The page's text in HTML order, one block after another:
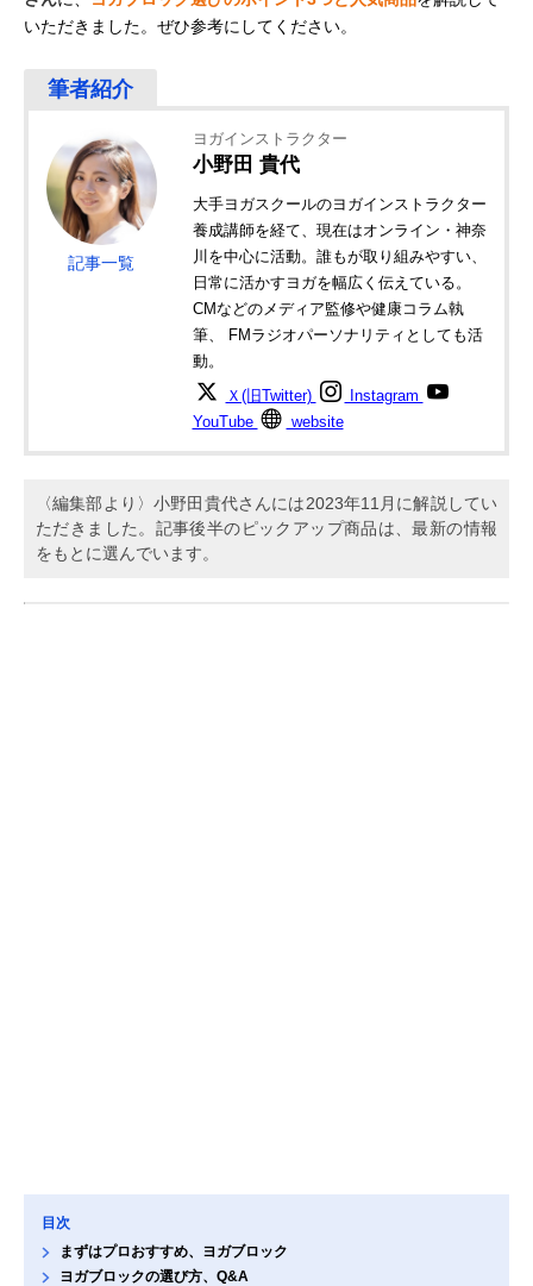
いただきました。ぜひ参考にしてください。
記事一覧
ヨガインストラクター
小野田 貴代
大手ヨガスクールのヨガインストラクター
養成講師を経て、現在はオンライン・神奈
川を中心に活動。誰もが取り組みやすい、
日常に活かすヨガを幅広く伝えている。
CMなどのメディア監修や健康コラム執
筆、 FMラジオパーソナリティとしても活
動。
Ｘ(旧Twitter)
Instagram
YouTube
website
〈編集部より〉小野田貴代さんには2023年11月に解説してい
ただきました。記事後半のピックアップ商品は、最新の情報
をもとに選んでいます。
目次
まずはプロおすすめ、ヨガブロック
ヨガブロックの選び方、Q&A